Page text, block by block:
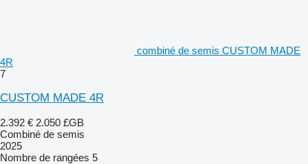
combiné de semis CUSTOM MADE
4R
7
CUSTOM MADE 4R
2.392 € 2.050 £GB
Combiné de semis
2025
Nombre de rangées 5